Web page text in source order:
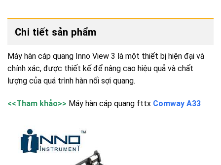
Chi tiết sản phẩm
Máy hàn cáp quang Inno View 3 là một thiết bị hiện đại và
chính xác, được thiết kế để nâng cao hiệu quả và chất
lượng của quá trình hàn nối sợi quang.
<<Tham khảo>> Máy hàn cáp quang fttx Comway A33